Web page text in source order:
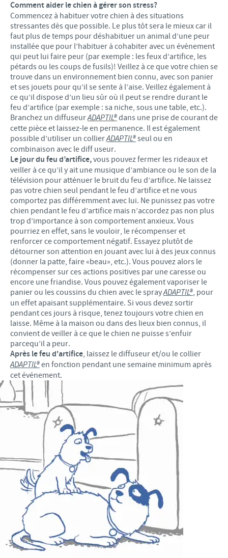
Comment aider le chien à gérer son stress?
Commencez à habituer votre chien à des situations
stressantes dès que possible. Le plus tôt sera le mieux car il
faut plus de temps pour déshabituer un animal d’une peur
installée que pour l’habituer à cohabiter avec un événement
qui peut lui faire peur (par exemple : les feux d’artifice, les
pétards ou les coups de fusils)! Veillez à ce que votre chien se
trouve dans un environnement bien connu, avec son panier
et ses jouets pour qu’il se sente à l’aise. Veillez également à
ce qu’il dispose d’un lieu sûr où il peut se rendre durant le
feu d’artifice (par exemple : sa niche, sous une table, etc.).
Branchez un diffuseurADAPTIL®dans une prise de courant de
cette pièce et laissez-le en permanence. Il est également
possible d’utiliser un collierADAPTIL®seul ou en
combinaison avec le diff useur.
Le jour du feu d’artifice,vous pouvez fermer les rideaux et
veiller à ce qu’il y ait une musique d’ambiance ou le son de la
télévision pour atténuer le bruit du feu d’artifice. Ne laissez
pas votre chien seul pendant le feu d’artifice et ne vous
comportez pas différemment avec lui. Ne punissez pas votre
chien pendant le feu d’artifice mais n’accordez pas non plus
trop d’importance à son comportement anxieux. Vous
pourriez en effet, sans le vouloir, le récompenser et
renforcer ce comportement négatif. Essayez plutôt de
détourner son attention en jouant avec lui à des jeux connus
(donner la patte, faire «beau», etc.). Vous pouvez alors le
récompenser sur ces actions positives par une caresse ou
encore une friandise. Vous pouvez également vaporiser le
panier ou les coussins du chien avec le sprayADAPTIL®, pour
un effet apaisant supplémentaire. Si vous devez sortir
pendant ces jours à risque, tenez toujours votre chien en
laisse. Même à la maison ou dans des lieux bien connus, il
convient de veiller à ce que le chien ne puisse s’enfuir
parcequ’il a peur.
Après le feu d'artifice, laissez le diffuseur et/ou le collier
ADAPTIL®en fonction pendant une semaine minimum après
cet événement.